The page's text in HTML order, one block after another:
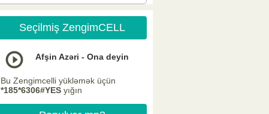
Seçilmiş ZengimCELL
Afşin Azəri - Ona deyin
Bu Zengimcelli yükləmək üçün
*185*6306#YES yığın